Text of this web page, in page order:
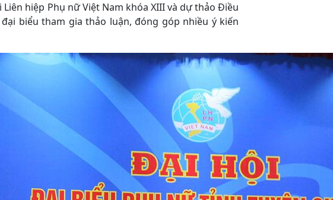
hiệp Phụ nữ Việt Nam khóa XIII và dự thảo Điều
biểu tham gia thảo luận, đóng góp nhiều ý kiến